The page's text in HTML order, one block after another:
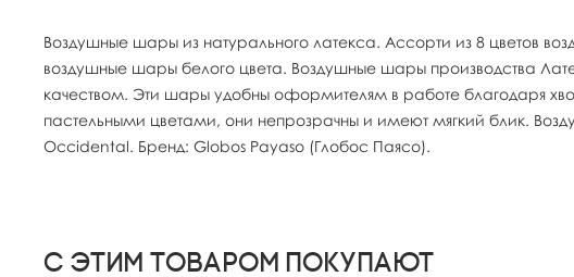
Воздушные шары из натурального латекса. Ассорти из 8 цветов
воздушные шары белого цвета. Воздушные шары производства
качеством. Эти шары удобны оформителям в работе благодаря
пастельными цветами, они непрозрачны и имеют мягкий блик.
Occidental. Бренд: Globos Payaso (Глобос Паясо).
С этим товаром покупают